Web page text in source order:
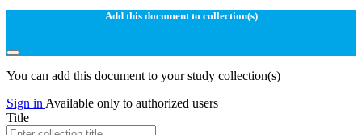
Add this document to collection(s)
You can add this document to your study collection(s)
Sign in Available only to authorized users
Title